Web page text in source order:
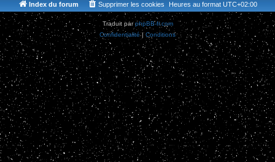
Index du forum Heures au format UTC+02:00
Supprimer les cookies
Traduit parphpBB-fr.com
Confidentialité|Conditions